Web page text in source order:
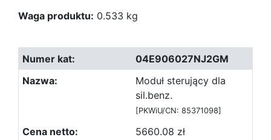
Waga produktu: 0.533 kg
04E906027NJ2GM
Moduł sterujący dla
sil.benz.
[PKWiU/CN: 85371098]
5660.08 zł